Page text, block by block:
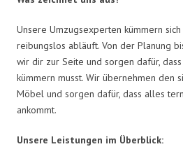
Unsere Umzugsexperten kümmern
reibungslos abläuft. Von der Planung
wir dir zur Seite und sorgen dafür,
kümmern musst. Wir übernehmen den
Möbel und sorgen dafür, dass alles
ankommt.
Unsere Leistungen im Überblick: